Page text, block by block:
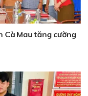
Mau tăng cường